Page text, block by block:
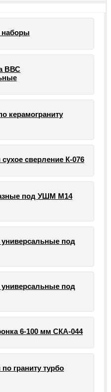
наборы
ВВС
керамограниту
сверление К-076
под УШМ М14
под
под
6-100 мм СКА-044
граниту турбо